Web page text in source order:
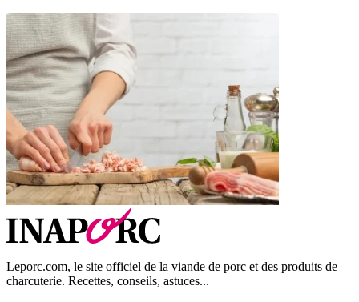
Leporc.com, le site officiel de la viande de porc et des produits de
charcuterie. Recettes, conseils, astuces...